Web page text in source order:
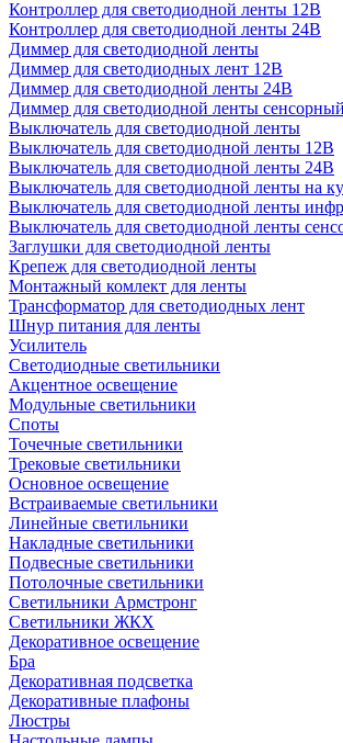
Контроллер для светодиодной ленты 12В
Контроллер для светодиодной ленты 24В
Диммер для светодиодной ленты
Диммер для светодиодных лент 12В
Диммер для светодиодной ленты 24В
Диммер для светодиодной ленты сенсорный
Выключатель для светодиодной ленты
Выключатель для светодиодной ленты 12В
Выключатель для светодиодной ленты 24В
Выключатель для светодиодной ленты на
Выключатель для светодиодной ленты
Выключатель для светодиодной ленты
Заглушки для светодиодной ленты
Крепеж для светодиодной ленты
Монтажный комлект для ленты
Трансформатор для светодиодных лент
Шнур питания для ленты
Усилитель
Светодиодные светильники
Акцентное освещение
Модульные светильники
Споты
Точечные светильники
Трековые светильники
Основное освещение
Встраиваемые светильники
Линейные светильники
Накладные светильники
Подвесные светильники
Потолочные светильники
Светильники Армстронг
Светильники ЖКХ
Декоративное освещение
Бра
Декоративная подсветка
Декоративные плафоны
Люстры